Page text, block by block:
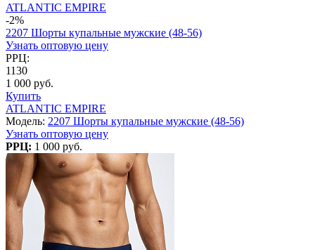
ATLANTIC EMPIRE
-2%
2207 Шорты купальные мужские (48-56)
Узнать оптовую цену
РРЦ:
1130
1 000 руб.
Купить
ATLANTIC EMPIRE
Модель: 2207 Шорты купальные мужские (48-56)
Узнать оптовую цену
РРЦ: 1 000 руб.